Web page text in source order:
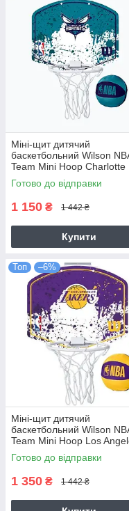
Міні-щит дитячий
баскетбольний Wilson
Team Mini Hoop Charlotte
Hornets (WTBA1302CHA)
Готово до відправки
1 150 ₴ 1 442 ₴
Купити
Топ –6%
Міні-щит дитячий
баскетбольний Wilson
Team Mini Hoop Los
Lakers (WTBA1302LAL)
Готово до відправки
1 350 ₴ 1 442 ₴